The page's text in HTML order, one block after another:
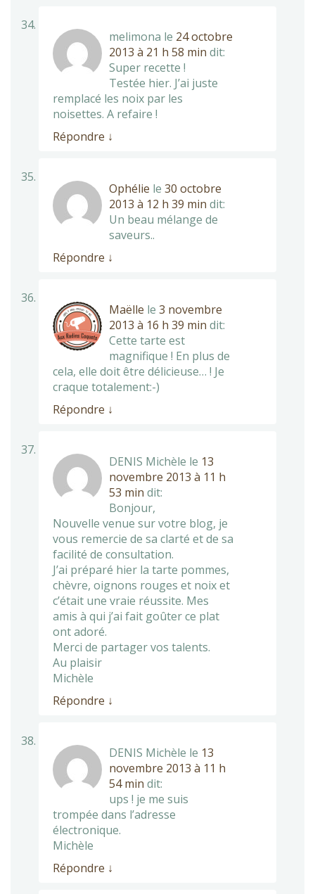
melimona le 24 octobre
2013 à 21 h 58 min dit:
Super recette !
Testée hier. J’ai juste
remplacé les noix par les
noisettes. A refaire !
Répondre ↓
Ophélie le 30 octobre
2013 à 12 h 39 min dit:
Un beau mélange de
saveurs..
Répondre ↓
Maëlle le 3 novembre
2013 à 16 h 39 min dit:
Cette tarte est
magnifique ! En plus de
cela, elle doit être délicieuse… ! Je
craque totalement:-)
Répondre ↓
DENIS Michèle le 13
novembre 2013 à 11 h
53 min dit:
Bonjour,
Nouvelle venue sur votre blog, je
vous remercie de sa clarté et de sa
facilité de consultation.
J’ai préparé hier la tarte pommes,
chèvre, oignons rouges et noix et
c’était une vraie réussite. Mes
amis à qui j’ai fait goûter ce plat
ont adoré.
Merci de partager vos talents.
Au plaisir
Michèle
Répondre ↓
DENIS Michèle le 13
novembre 2013 à 11 h
54 min dit:
ups ! je me suis
trompée dans l’adresse
électronique.
Michèle
Répondre ↓